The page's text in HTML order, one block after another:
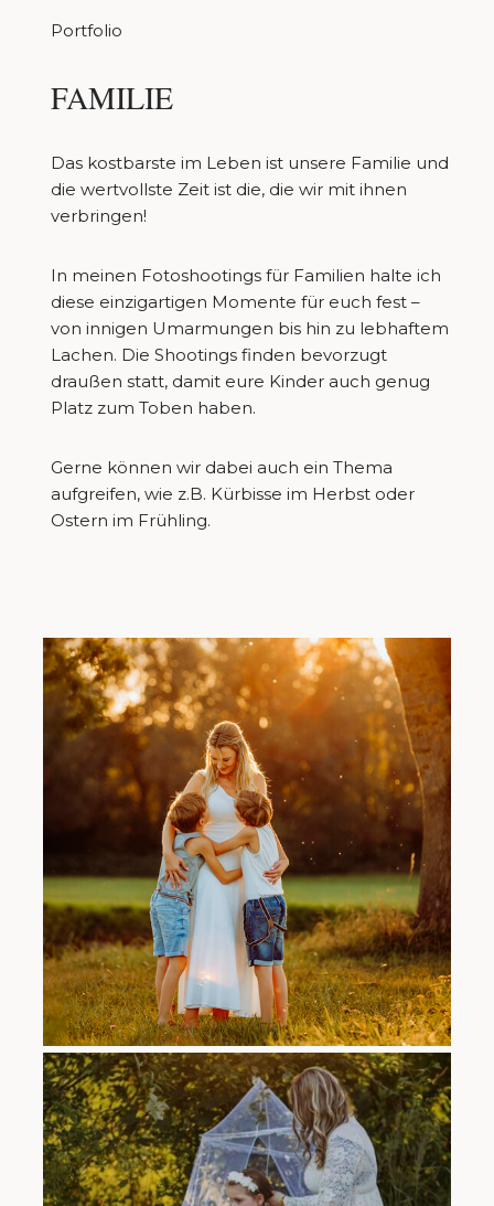
Portfolio
FAMILIE
Das kostbarste im Leben ist unsere Familie und
die wertvollste Zeit ist die, die wir mit ihnen
verbringen!
In meinen Fotoshootings für Familien halte ich
diese einzigartigen Momente für euch fest –
von innigen Umarmungen bis hin zu lebhaftem
Lachen. Die Shootings finden bevorzugt
draußen statt, damit eure Kinder auch genug
Platz zum Toben haben.
Gerne können wir dabei auch ein Thema
aufgreifen, wie z.B. Kürbisse im Herbst oder
Ostern im Frühling.